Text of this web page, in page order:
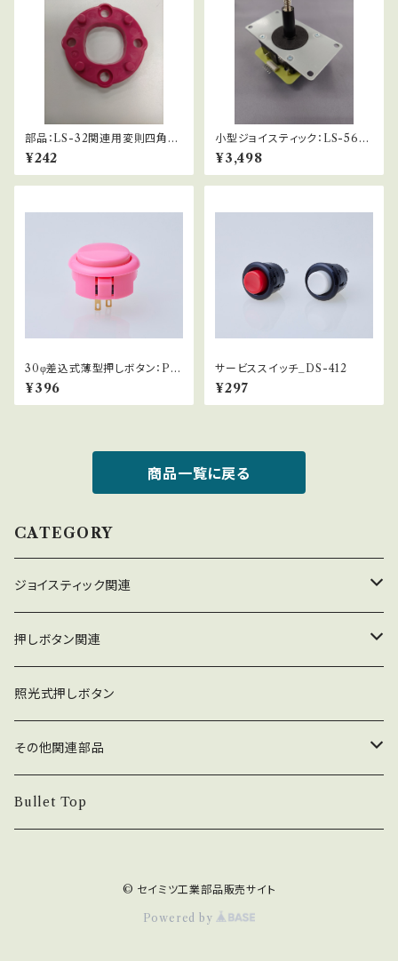
部品：LS-32関連用変則四角ガ
イド(桃)
¥242
小型ジョイスティック：LS-56-0
1
¥3,498
30φ差込式薄型押しボタン：PS
-15
¥396
サービススイッチ_DS-412
¥297
商品一覧に戻る
CATEGORY
ジョイスティック関連
ジョイスティック本体
コネクタ接続型
ファストン端子型
ジョイスティック関連部品
レバーボール
単品部品（ジョイスティック）
NOBIモデル関連
押しボタン関連
押しボタン_30φ
30φ_ネジ式
30φ_差込式
押しボタン_24φ
24φ_ネジ式
単品部品（押しボタン）
照光式押しボタン
その他関連部品
電子部品
Bullet Top
© セイミツ工業部品販売サイト
Powered by